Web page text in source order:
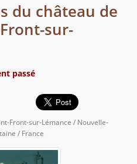
du château de
sur-
passé
Front-sur-Lémance / Nouvelle-
/ France